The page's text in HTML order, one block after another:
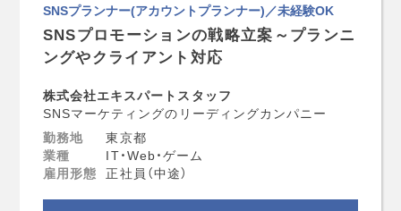
SNSプランナー(アカウントプランナー)／未経験OK
SNSプロモーションの戦略立案～プランニ
ングやクライアント対応
株式会社エキスパートスタッフ
SNSマーケティングのリーディングカンパニー
勤務地
東京都
業種
IT・Web・ゲーム
雇用形態 正社員（中途）